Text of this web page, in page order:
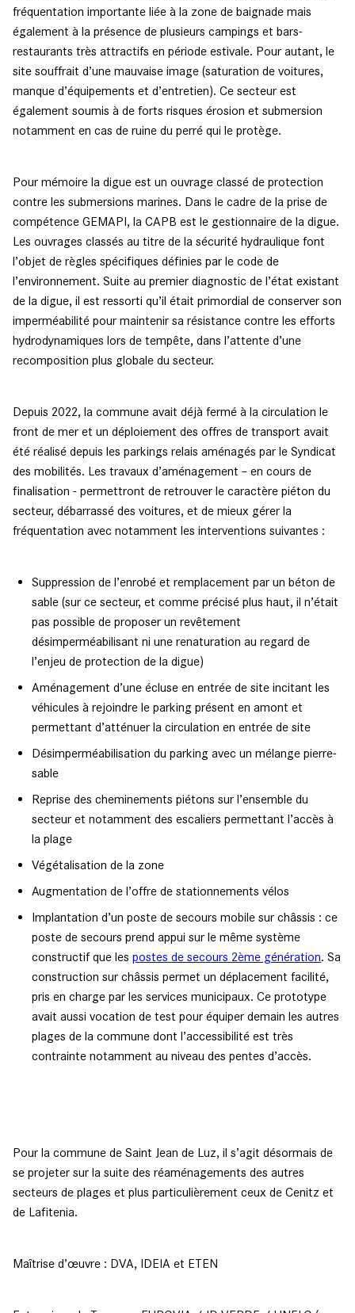
fréquentation importante liée à la zone de baignade mais
également à la présence de plusieurs campings et bars-
restaurants très attractifs en période estivale. Pour autant, le
site souffrait d’une mauvaise image (saturation de voitures,
manque d’équipements et d’entretien). Ce secteur est
également soumis à de forts risques érosion et submersion
notamment en cas de ruine du perré qui le protège.
Pour mémoire la digue est un ouvrage classé de protection
contre les submersions marines. Dans le cadre de la prise de
compétence GEMAPI, la CAPB est le gestionnaire de la digue.
Les ouvrages classés au titre de la sécurité hydraulique font
l’objet de règles spécifiques définies par le code de
l’environnement. Suite au premier diagnostic de l’état existant
de la digue, il est ressorti qu’il était primordial de conserver son
imperméabilité pour maintenir sa résistance contre les efforts
hydrodynamiques lors de tempête, dans l’attente d’une
recomposition plus globale du secteur.
Depuis 2022, la commune avait déjà fermé à la circulation le
front de mer et un déploiement des offres de transport avait
été réalisé depuis les parkings relais aménagés par le Syndicat
des mobilités. Les travaux d’aménagement – en cours de
finalisation - permettront de retrouver le caractère piéton du
secteur, débarrassé des voitures, et de mieux gérer la
fréquentation avec notamment les interventions suivantes :
Suppression de l’enrobé et remplacement par un béton de
sable (sur ce secteur, et comme précisé plus haut, il n’était
pas possible de proposer un revêtement
désimperméabilisant ni une renaturation au regard de
l’enjeu de protection de la digue)
Aménagement d’une écluse en entrée de site incitant les
véhicules à rejoindre le parking présent en amont et
permettant d’atténuer la circulation en entrée de site
Désimperméabilisation du parking avec un mélange pierre-
sable
Reprise des cheminements piétons sur l’ensemble du
secteur et notamment des escaliers permettant l’accès à
la plage
Végétalisation de la zone
Augmentation de l’offre de stationnements vélos
Implantation d’un poste de secours mobile sur châssis : ce
poste de secours prend appui sur le même système
constructif que les postes de secours 2ème génération. Sa
construction sur châssis permet un déplacement facilité,
pris en charge par les services municipaux. Ce prototype
avait aussi vocation de test pour équiper demain les autres
plages de la commune dont l’accessibilité est très
contrainte notamment au niveau des pentes d’accès.
Pour la commune de Saint Jean de Luz, il s’agit désormais de
se projeter sur la suite des réaménagements des autres
secteurs de plages et plus particulièrement ceux de Cenitz et
de Lafitenia.
Maîtrise d’œuvre : DVA, IDEIA et ETEN